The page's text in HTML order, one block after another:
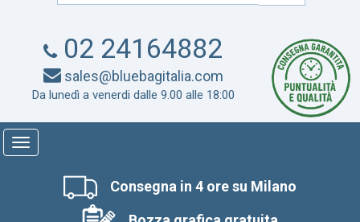
02 24164882
sales@bluebagitalia.com
Da lunedì a venerdi dalle 9.00 alle 18:00
Toggle
navigation
Consegna in 4 ore su Milano